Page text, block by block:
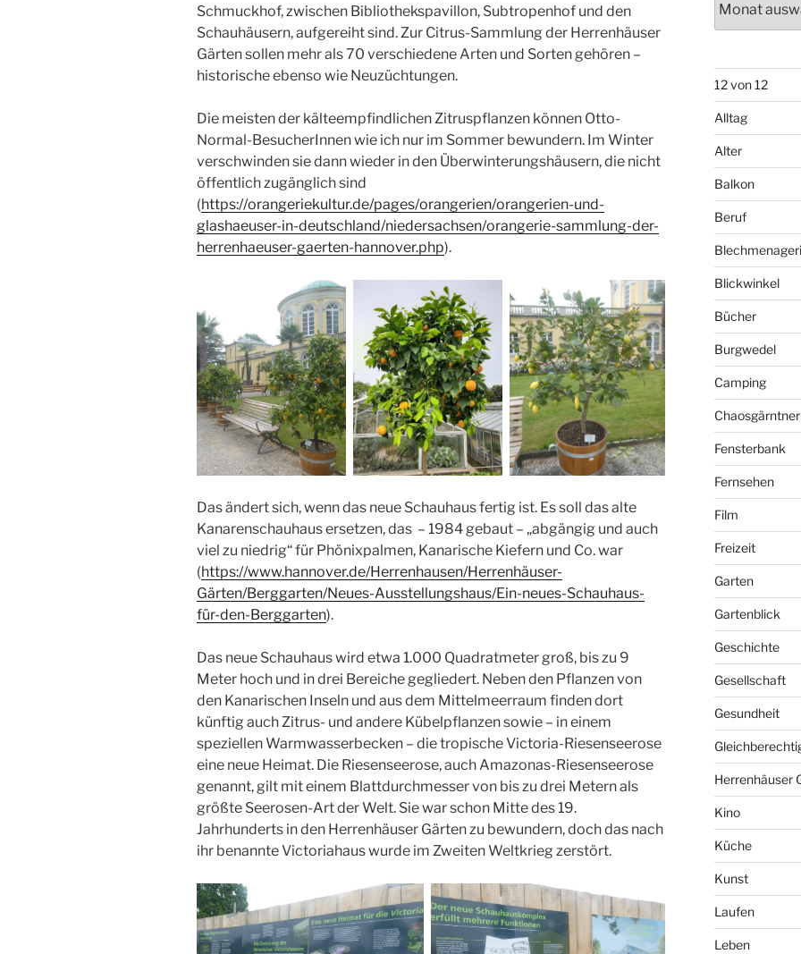
Schmuckhof, zwischen Bibliothekspavillon, Subtropenhof und den
Schauhäusern, aufgereiht sind. Zur Citrus-Sammlung der Herrenhäuser
Gärten sollen mehr als 70 verschiedene Arten und Sorten gehören –
historische ebenso wie Neuzüchtungen.
Die meisten der kälteempfindlichen Zitruspflanzen können Otto-
Normal-BesucherInnen wie ich nur im Sommer bewundern. Im Winter
verschwinden sie dann wieder in den Überwinterungshäusern, die nicht
öffentlich zugänglich sind
(https://orangeriekultur.de/pages/orangerien/orangerien-und-
glashaeuser-in-deutschland/niedersachsen/orangerie-sammlung-der-
herrenhaeuser-gaerten-hannover.php).
Das ändert sich, wenn das neue Schauhaus fertig ist. Es soll das alte
Kanarenschauhaus ersetzen, das – 1984 gebaut – „abgängig und auch
viel zu niedrig“ für Phönixpalmen, Kanarische Kiefern und Co. war
(https://www.hannover.de/Herrenhausen/Herrenhäuser-
Gärten/Berggarten/Neues-Ausstellungshaus/Ein-neues-Schauhaus-
für-den-Berggarten).
Das neue Schauhaus wird etwa 1.000 Quadratmeter groß, bis zu 9
Meter hoch und in drei Bereiche gegliedert. Neben den Pflanzen von
den Kanarischen Inseln und aus dem Mittelmeerraum finden dort
künftig auch Zitrus- und andere Kübelpflanzen sowie – in einem
speziellen Warmwasserbecken – die tropische Victoria-Riesenseerose
eine neue Heimat. Die Riesenseerose, auch Amazonas-Riesenseerose
genannt, gilt mit einem Blattdurchmesser von bis zu drei Metern als
größte Seerosen-Art der Welt. Sie war schon Mitte des 19.
Jahrhunderts in den Herrenhäuser Gärten zu bewundern, doch das nach
ihr benannte Victoriahaus wurde im Zweiten Weltkrieg zerstört.
12 von 12
Alltag
Alter
Balkon
Beruf
Blickwinkel
Bücher
Burgwedel
Camping
Fensterbank
Fernsehen
Film
Freizeit
Garten
Gartenblick
Geschichte
Gesellschaft
Gesundheit
Herrenhäuser
Kino
Küche
Kunst
Laufen
Leben